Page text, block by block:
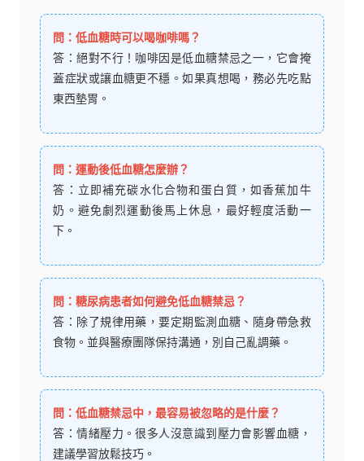
問：低血糖時可以喝咖啡嗎？
答：絕對不行！咖啡因是低血糖禁忌之一，它會掩
蓋症狀或讓血糖更不穩。如果真想喝，務必先吃點
東西墊胃。
問：運動後低血糖怎麼辦？
答：立即補充碳水化合物和蛋白質，如香蕉加牛
奶。避免劇烈運動後馬上休息，最好輕度活動一
下。
問：糖尿病患者如何避免低血糖禁忌？
答：除了規律用藥，要定期監測血糖、隨身帶急救
食物。並與醫療團隊保持溝通，別自己亂調藥。
問：低血糖禁忌中，最容易被忽略的是什麼？
答：情緒壓力。很多人沒意識到壓力會影響血糖，
建議學習放鬆技巧。